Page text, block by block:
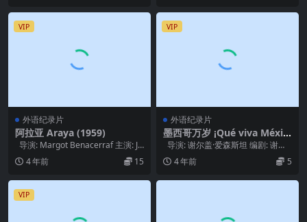
VIP
外语纪录片
阿拉亚 Araya (1959)
导演: Margot Benacerraf 主演: Jo
sé Ig...
4 年前 15
VIP
外语纪录片
墨西哥万岁 ¡Qué viva Méxic
o! – Да здравствует Мекс
ика! (1979)
导演: 谢尔盖·爱森斯坦 编剧: 谢尔
盖·爱森斯坦 / 格里高利·...
4 年前 5
VIP